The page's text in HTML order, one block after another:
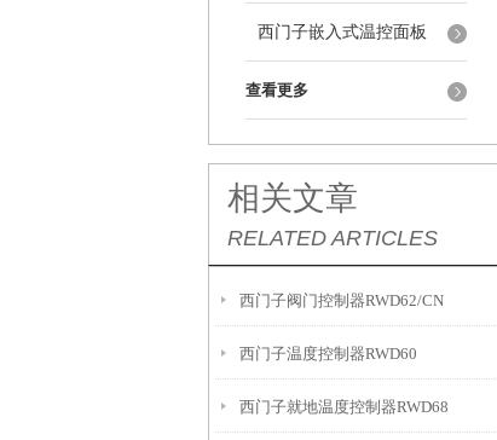
西门子嵌入式温控面板
查看更多
相关文章
RELATED ARTICLES
西门子阀门控制器RWD62/CN
西门子温度控制器RWD60
西门子就地温度控制器RWD68